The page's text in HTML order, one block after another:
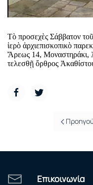
Τὸ προσεχὲς Σάββατον
ἱερὸ ἀρχιεπισκοπικὸ
Ἄρεως 14, Μοναστηράκι,
τελεσθῇ ὄρθρος
Επικοινωνία